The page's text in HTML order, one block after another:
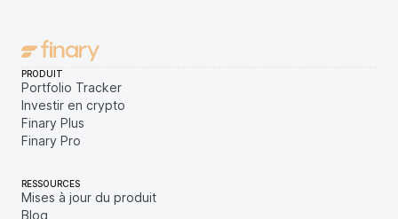
PRODUIT
Portfolio Tracker
Investir en crypto
Finary Plus
Finary Pro
RESSOURCES
Mises à jour du produit
Blog